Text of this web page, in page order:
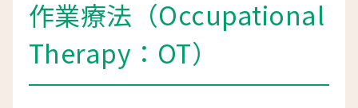
作業療法（Occupational
Therapy：OT）